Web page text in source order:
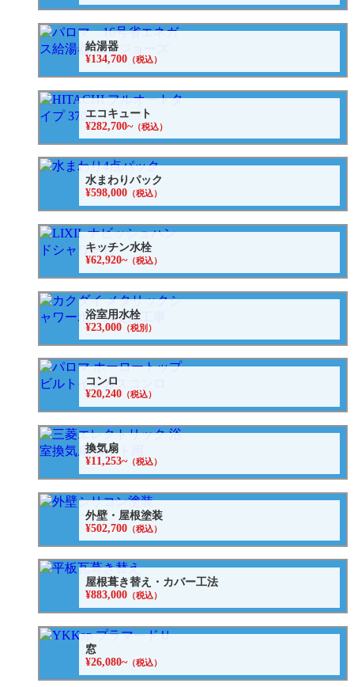
給湯器
¥134,700 （税込）
エコキュート
¥282,700~（税込）
水まわりパック
¥598,000 （税込）
キッチン水栓
¥62,920~（税込）
浴室用水栓
¥23,000 （税別）
コンロ
¥20,240 （税込）
換気扇
¥11,253~（税込）
外壁・屋根塗装
¥502,700 （税込）
屋根葺き替え・カバー工法
¥883,000 （税込）
窓
¥26,080~（税込）